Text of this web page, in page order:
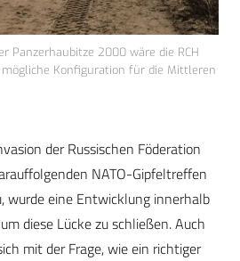
Panzerhaubitze 2000 wäre die RCH
mögliche Konfiguration für die Mittleren
der Russischen Föderation
NATO-Gipfeltreffen
wurde eine Entwicklung innerhalb
diese Lücke zu schließen. Auch
mit der Frage, wie ein richtiger